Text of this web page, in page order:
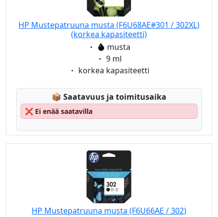
HP Mustepatruuna musta (F6U68AE#301 / 302XL)
(korkea kapasiteetti)
Eigenschaft:
musta
Eigenschaft:
9 ml
Eigenschaft:
korkea kapasiteetti
📦 Lagerstatus:
Saatavuus ja toimitusaika
❌ Ei enää saatavilla
HP Mustepatruuna musta (F6U66AE / 302)